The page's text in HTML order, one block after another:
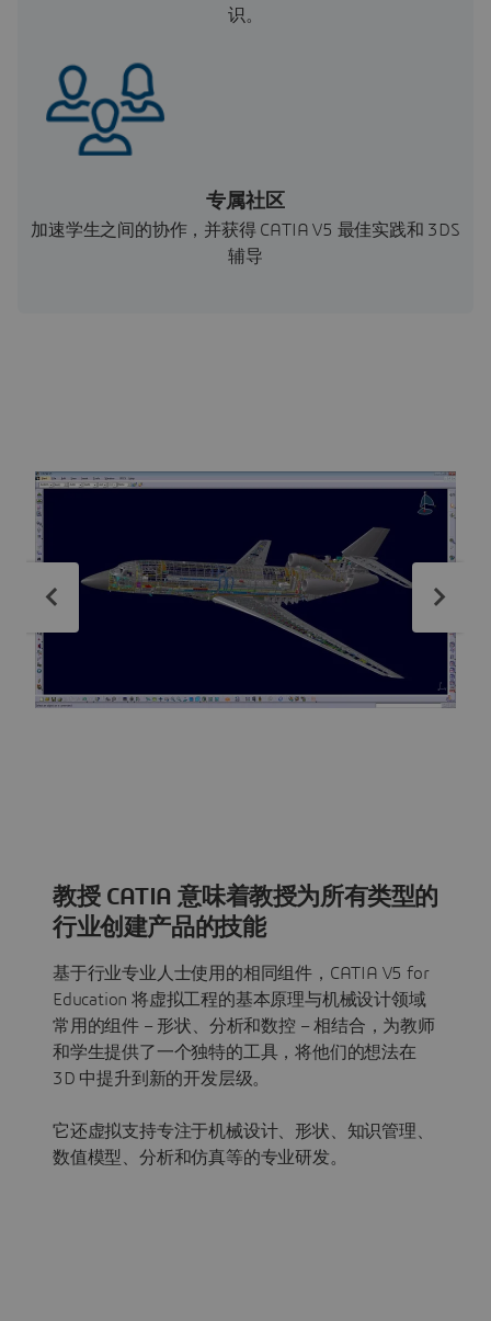
识。
专属社区
加速学生之间的协作，并获得 CATIA V5 最佳实践和 3DS
辅导
教授 CATIA 意味着教授为所有类型的
行业创建产品的技能
基于行业专业人士使用的相同组件，CATIA V5 for
Education 将虚拟工程的基本原理与机械设计领域
常用的组件 – 形状、分析和数控 – 相结合，为教师
和学生提供了一个独特的工具，将他们的想法在
3D 中提升到新的开发层级。
它还虚拟支持专注于机械设计、形状、知识管理、
数值模型、分析和仿真等的专业研发。